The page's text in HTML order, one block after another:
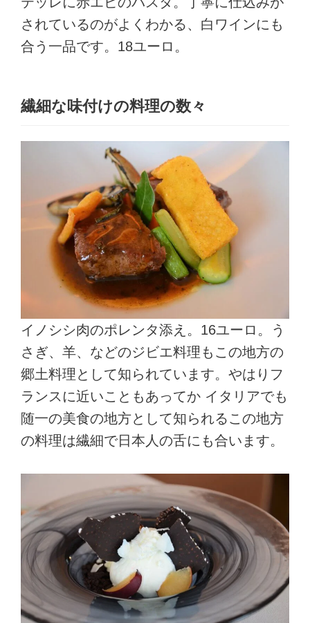
されているのがよくわかる、白ワインにも
合う一品です。18ユーロ。
繊細な味付けの料理の数々
イノシシ肉のポレンタ添え。16ユーロ。う
さぎ、羊、などのジビエ料理もこの地方の
郷土料理として知られています。やはりフ
ランスに近いこともあってか イタリアでも
随一の美食の地方として知られるこの地方
の料理は繊細で日本人の舌にも合います。